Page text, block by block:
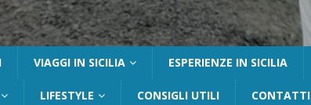
VIAGGI IN SICILIA ESPERIENZE IN SICILIA
LIFESTYLE CONSIGLI UTILI CONTATTI